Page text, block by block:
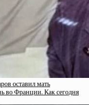
оставил мать
во Франции. Как сегодня